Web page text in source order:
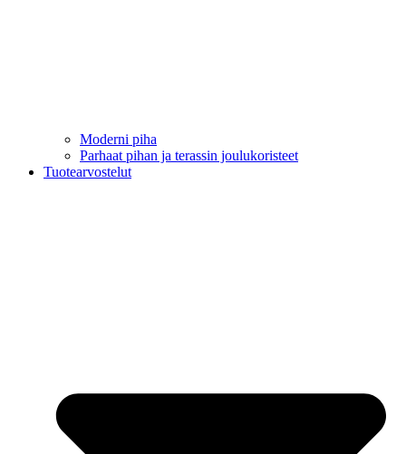
Moderni piha
Parhaat pihan ja terassin joulukoristeet
Tuotearvostelut